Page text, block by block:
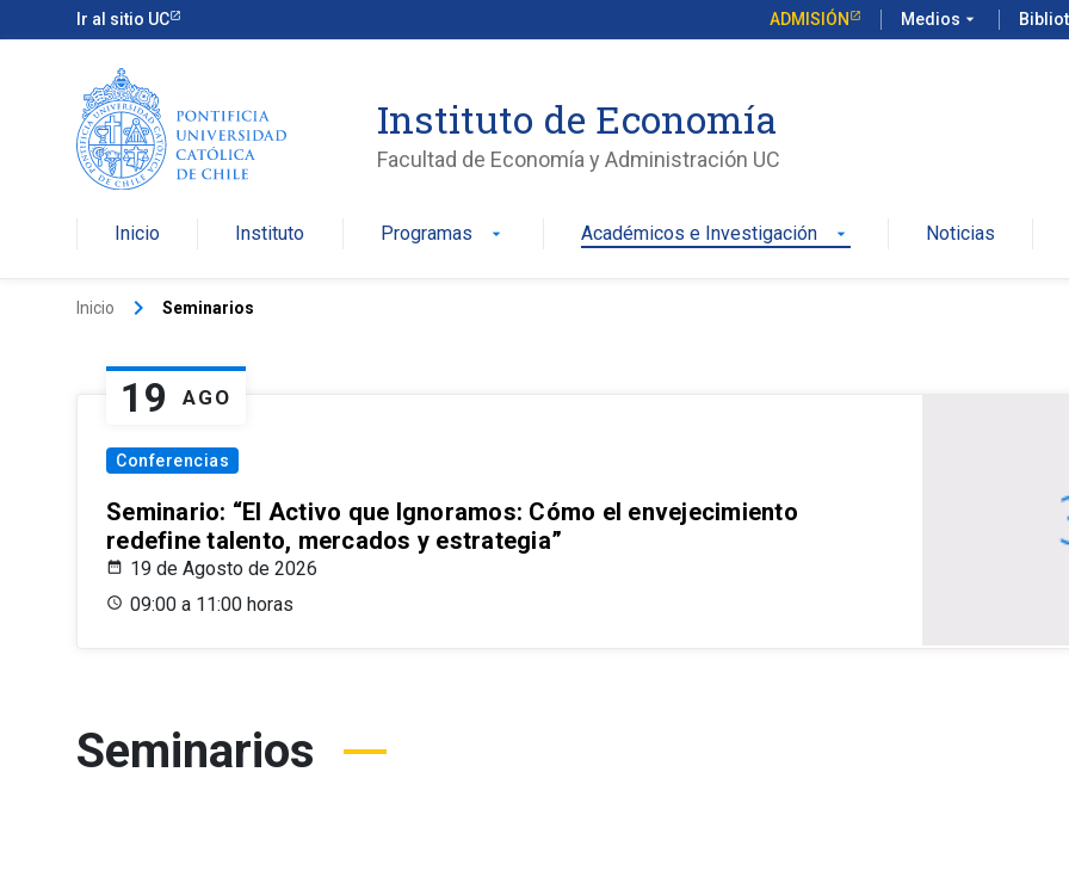
Ir al sitio UC ADMISIÓN Medios arrow_drop_down
Instituto de Economía
Facultad de Economía y Administración UC
Inicio Instituto Programas arrow_drop_down Académicos e Investigación arrow_drop_down Noticias
Inicio keyboard_arrow_right Seminarios
19 AGO
Conferencias
Seminario: “El Activo que Ignoramos: Cómo el envejecimiento
redefine talento, mercados y estrategia”
19 de Agosto de 2026
09:00 a 11:00 horas
Seminarios